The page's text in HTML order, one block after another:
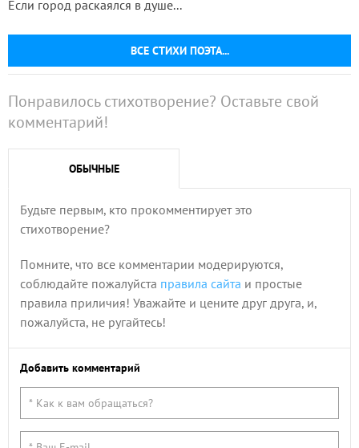
ВСЕ СТИХИ ПОЭТА...
Если город раскаялся в душе...
Понравилось стихотворение? Оставьте свой
комментарий!
ОБЫЧНЫЕ
Будьте первым, кто прокомментирует это
стихотворение?
Помните, что все комментарии модерируются,
соблюдайте пожалуйста правила сайта и простые
правила приличия! Уважайте и цените друг друга, и,
пожалуйста, не ругайтесь!
Добавить комментарий